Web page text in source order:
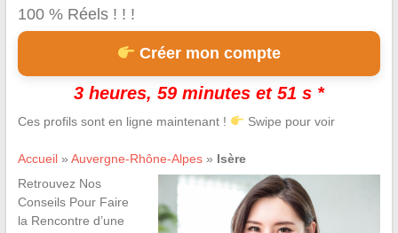
100 % Réels ! ! !
Créer mon compte
3 heures, 59 minutes et 50 s *
Ces profils sont en ligne maintenant ! Swipe pour voir
Accueil» Auvergne-Rhône-Alpes» Isère
Retrouvez Nos
Conseils Pour Faire
la Rencontre d’une